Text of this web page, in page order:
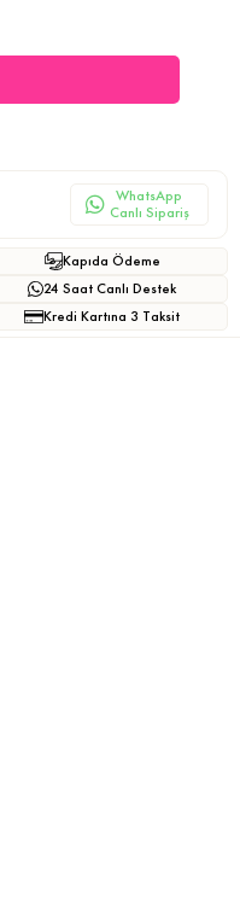
WhatsApp
Canlı Sipariş
Kapıda Ödeme
24 Saat Canlı Destek
Kredi Kartına 3 Taksit